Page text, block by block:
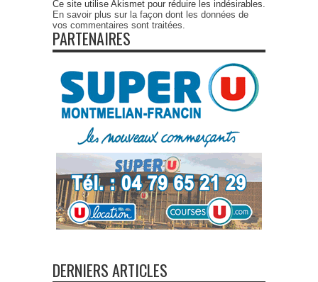
Ce site utilise Akismet pour réduire les indésirables.
En savoir plus sur la façon dont les données de
vos commentaires sont traitées.
PARTENAIRES
DERNIERS ARTICLES